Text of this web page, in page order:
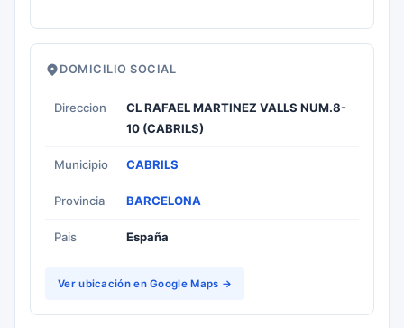
DOMICILIO SOCIAL
Direccion
CL RAFAEL MARTINEZ VALLS NUM.8-
10 (CABRILS)
Municipio CABRILS
Provincia BARCELONA
Pais España
Ver ubicación en Google Maps →